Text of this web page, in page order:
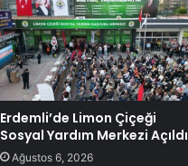
Erdemli’de Limon Çiçeği
Sosyal Yardım Merkezi Açıldı
Ağustos 6, 2026